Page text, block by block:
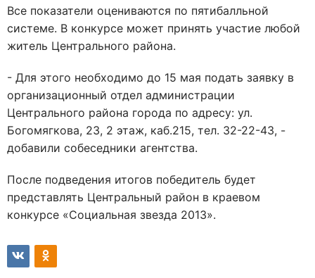
Все показатели оцениваются по пятибалльной
системе. В конкурсе может принять участие любой
житель Центрального района.
- Для этого необходимо до 15 мая подать заявку в
организационный отдел администрации
Центрального района города по адресу: ул.
Богомягкова, 23, 2 этаж, каб.215, тел. 32-22-43, -
добавили собеседники агентства.
После подведения итогов победитель будет
представлять Центральный район в краевом
конкурсе «Социальная звезда 2013».